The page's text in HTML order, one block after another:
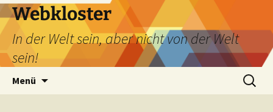
Webkloster
In der Welt sein, aber nicht von der Welt
sein!
Menü
Suchen
nach: